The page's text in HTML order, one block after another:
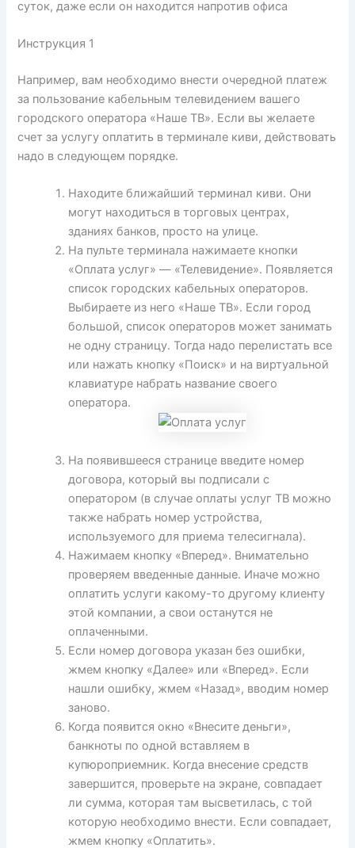
суток, даже если он находится напротив офиса
Инструкция 1
Например, вам необходимо внести очередной платеж
за пользование кабельным телевидением вашего
городского оператора «Наше ТВ». Если вы желаете
счет за услугу оплатить в терминале киви, действовать
надо в следующем порядке.
Находите ближайший терминал киви. Они
могут находиться в торговых центрах,
зданиях банков, просто на улице.
На пульте терминала нажимаете кнопки
«Оплата услуг» — «Телевидение». Появляется
список городских кабельных операторов.
Выбираете из него «Наше ТВ». Если город
большой, список операторов может занимать
не одну страницу. Тогда надо перелистать все
или нажать кнопку «Поиск» и на виртуальной
клавиатуре набрать название своего
оператора.
На появившееся странице введите номер
договора, который вы подписали с
оператором (в случае оплаты услуг ТВ можно
также набрать номер устройства,
используемого для приема телесигнала).
Нажимаем кнопку «Вперед». Внимательно
проверяем введенные данные. Иначе можно
оплатить услуги какому-то другому клиенту
этой компании, а свои останутся не
оплаченными.
Если номер договора указан без ошибки,
жмем кнопку «Далее» или «Вперед». Если
нашли ошибку, жмем «Назад», вводим номер
заново.
Когда появится окно «Внесите деньги»,
банкноты по одной вставляем в
купюроприемник. Когда внесение средств
завершится, проверьте на экране, совпадает
ли сумма, которая там высветилась, с той
которую необходимо внести. Если совпадает,
жмем кнопку «Оплатить».